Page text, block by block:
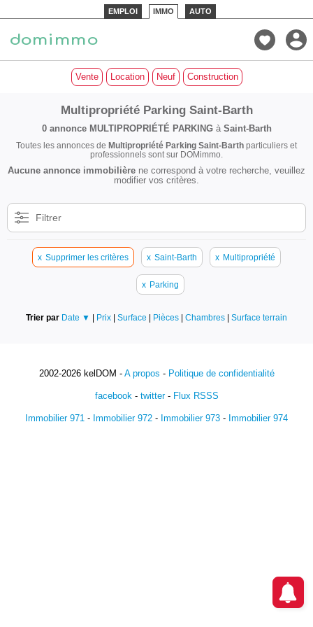
EMPLOI IMMO AUTO
Vente Location Neuf Construction
Multipropriété Parking Saint-Barth
0 annonce MULTIPROPRIÉTÉ PARKINGà Saint-Barth
Toutes les annonces de Multipropriété Parking Saint-Barth particuliers et
professionnels sont sur DOMimmo.
Aucune annonce immobilière ne correspond à votre recherche, veuillez
modifier vos critères.
Filtrer
x Supprimer les critères x Saint-Barth x Multipropriété
x Parking
Trier par Date ▼ | Prix | Surface | Pièces | Chambres | Surface terrain
2002-2026 kelDOM - A propos - Politique de confidentialité
facebook- twitter- Flux RSSS
Immobilier 971 - Immobilier 972 - Immobilier 973 - Immobilier 974